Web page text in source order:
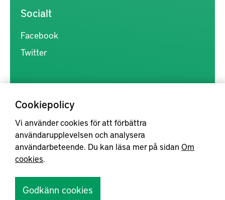
Cookiepolicy
Vi använder cookies för att förbättra
användarupplevelsen och analysera
användarbeteende. Du kan läsa mer på sidan Om
cookies.
Godkänn cookies
Socialt
Facebook
Twitter
Kunskapsförmedlingen är en samlingsplats för svensk forskning
inom produkt- och produktionsutveckling, med syftet att göra
forskningsresultat mer tillgängliga för industrin, samt att stärka
samverkan mellan högskolor, institut och näringsliv.